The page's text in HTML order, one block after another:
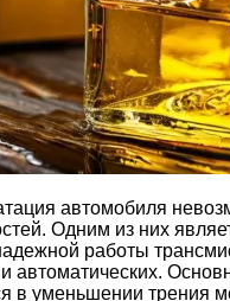
автомобиля
Одним из них
работы
автоматических.
в уменьшении трения